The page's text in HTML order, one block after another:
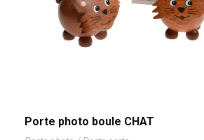
Porte photo boule CHAT